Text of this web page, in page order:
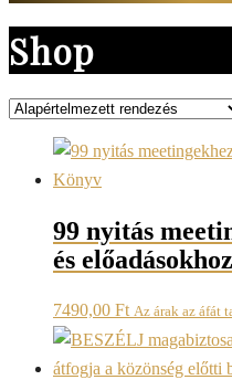
Shop
99 nyitás
és
7490,00 Ft Az árak az áfát